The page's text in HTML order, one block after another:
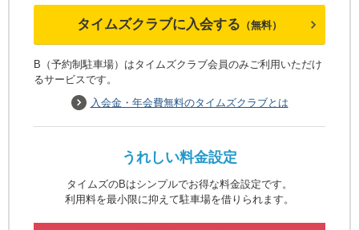
タイムズクラブに入会する （無料）
B（予約制駐車場）はタイムズクラブ会員のみご利用いただけ
るサービスです。
入会金・年会費無料のタイムズクラブとは
うれしい料金設定
タイムズのBはシンプルでお得な料金設定です。
利用料を最小限に抑えて駐車場を借りられます。